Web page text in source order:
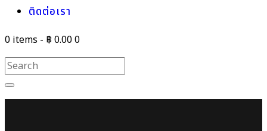
ติดต่อเรา
0 items - ฿ 0.000